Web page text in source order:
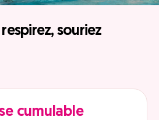
souriez
cumulable